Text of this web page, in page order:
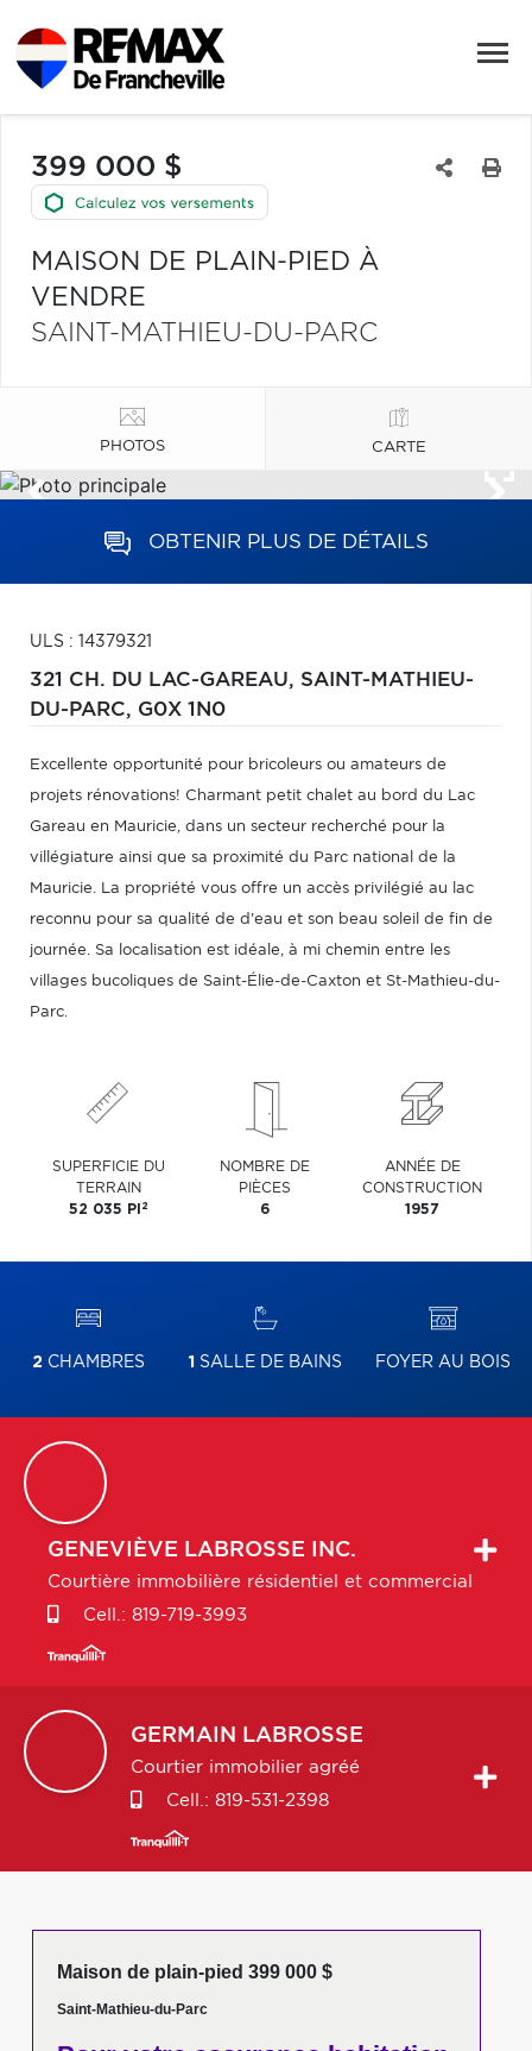
399 000 $
MAISON DE PLAIN-PIED À
VENDRE
SAINT-MATHIEU-DU-PARC
PHOTOS CARTE
OBTENIR PLUS DE DÉTAILS
ULS : 14379321
321 CH. DU LAC-GAREAU, SAINT-MATHIEU-
DU-PARC, G0X 1N0
Excellente opportunité pour bricoleurs ou amateurs de
projets rénovations! Charmant petit chalet au bord du Lac
Gareau en Mauricie, dans un secteur recherché pour la
villégiature ainsi que sa proximité du Parc national de la
Mauricie. La propriété vous offre un accès privilégié au lac
reconnu pour sa qualité de d'eau et son beau soleil de fin de
journée. Sa localisation est idéale, à mi chemin entre les
villages bucoliques de Saint-Élie-de-Caxton et St-Mathieu-du-
Parc.
SUPERFICIE DU
TERRAIN
52 035 PI 2
NOMBRE DE
PIÈCES
6
ANNÉE DE
CONSTRUCTION
1957
2 CHAMBRES 1 SALLE DE BAINS FOYER AU BOIS
GENEVIÈVE LABROSSE INC.
Courtière immobilière résidentiel et commercial
Cell.: 819-719-3993
GERMAIN LABROSSE
Courtier immobilier agréé
Cell.: 819-531-2398
Maison de plain-pied 399 000 $
Saint-Mathieu-du-Parc